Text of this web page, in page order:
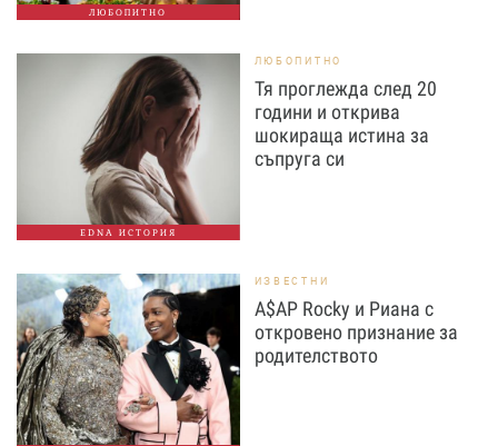
ЛЮБОПИТНО
EDNA ИСТОРИЯ
ЛЮБОПИТНО
Тя проглежда след 20
години и открива
шокираща истина за
съпруга си
ИЗВЕСТНИ
A$AP Rocky и Риана с
откровено признание за
родителството